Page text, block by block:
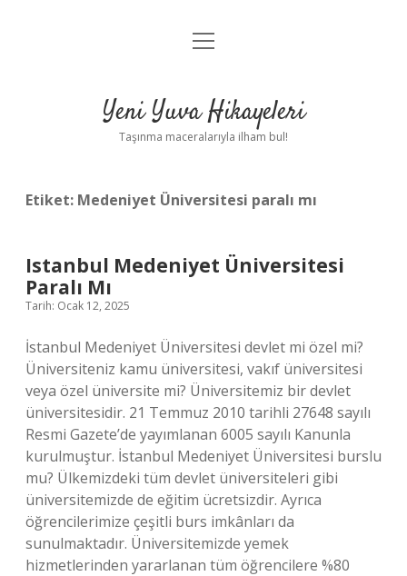
Anasayfa
Yasal Uyarı
menüyü
Yeni Yuva Hikayeleri
Taşınma maceralarıyla ilham bul!
Etiket: Medeniyet Üniversitesi paralı mı
Istanbul Medeniyet Üniversitesi
Paralı Mı
Tarih: Ocak 12, 2025
İstanbul Medeniyet Üniversitesi devlet mi özel mi?
Üniversiteniz kamu üniversitesi, vakıf üniversitesi
veya özel üniversite mi? Üniversitemiz bir devlet
üniversitesidir. 21 Temmuz 2010 tarihli 27648 sayılı
Resmi Gazete’de yayımlanan 6005 sayılı Kanunla
kurulmuştur. İstanbul Medeniyet Üniversitesi burslu
mu? Ülkemizdeki tüm devlet üniversiteleri gibi
üniversitemizde de eğitim ücretsizdir. Ayrıca
öğrencilerimize çeşitli burs imkânları da
sunulmaktadır. Üniversitemizde yemek
hizmetlerinden yararlanan tüm öğrencilere %80